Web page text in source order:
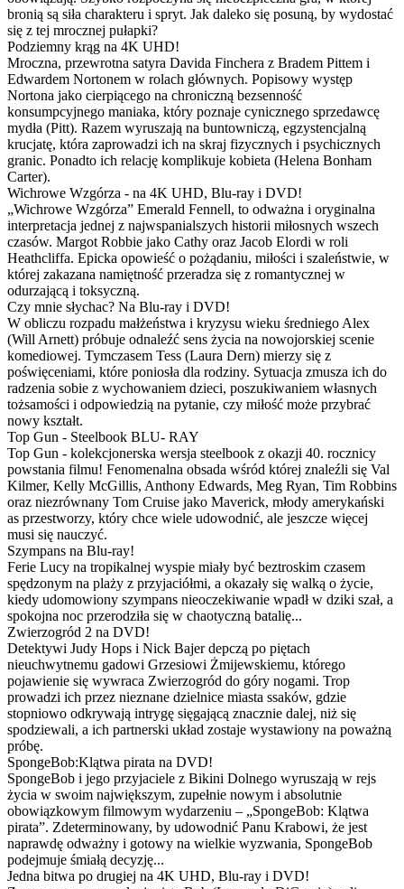
bronią są siła charakteru i spryt. Jak daleko się posuną, by wydostać
się z tej mrocznej pułapki?
Podziemny krąg na 4K UHD!
Mroczna, przewrotna satyra Davida Finchera z Bradem Pittem i
Edwardem Nortonem w rolach głównych. Popisowy występ
Nortona jako cierpiącego na chroniczną bezsenność
konsumpcyjnego maniaka, który poznaje cynicznego sprzedawcę
mydła (Pitt). Razem wyruszają na buntowniczą, egzystencjalną
krucjatę, która zaprowadzi ich na skraj fizycznych i psychicznych
granic. Ponadto ich relację komplikuje kobieta (Helena Bonham
Carter).
Wichrowe Wzgórza - na 4K UHD, Blu-ray i DVD!
„Wichrowe Wzgórza” Emerald Fennell, to odważna i oryginalna
interpretacja jednej z najwspanialszych historii miłosnych wszech
czasów. Margot Robbie jako Cathy oraz Jacob Elordi w roli
Heathcliffa. Epicka opowieść o pożądaniu, miłości i szaleństwie, w
której zakazana namiętność przeradza się z romantycznej w
odurzającą i toksyczną.
Czy mnie słychac? Na Blu-ray i DVD!
W obliczu rozpadu małżeństwa i kryzysu wieku średniego Alex
(Will Arnett) próbuje odnaleźć sens życia na nowojorskiej scenie
komediowej. Tymczasem Tess (Laura Dern) mierzy się z
poświęceniami, które poniosła dla rodziny. Sytuacja zmusza ich do
radzenia sobie z wychowaniem dzieci, poszukiwaniem własnych
tożsamości i odpowiedzią na pytanie, czy miłość może przybrać
nowy kształt.
Top Gun - Steelbook BLU- RAY
Top Gun - kolekcjonerska wersja steelbook z okazji 40. rocznicy
powstania filmu! Fenomenalna obsada wśród której znaleźli się Val
Kilmer, Kelly McGillis, Anthony Edwards, Meg Ryan, Tim Robbins
oraz niezrównany Tom Cruise jako Maverick, młody amerykański
as przestworzy, który chce wiele udowodnić, ale jeszcze więcej
musi się nauczyć.
Szympans na Blu-ray!
Ferie Lucy na tropikalnej wyspie miały być beztroskim czasem
spędzonym na plaży z przyjaciółmi, a okazały się walką o życie,
kiedy udomowiony szympans nieoczekiwanie wpadł w dziki szał, a
spokojna noc przerodziła się w chaotyczną batalię...
Zwierzogród 2 na DVD!
Detektywi Judy Hops i Nick Bajer depczą po piętach
nieuchwytnemu gadowi Grzesiowi Żmijewskiemu, którego
pojawienie się wywraca Zwierzogród do góry nogami. Trop
prowadzi ich przez nieznane dzielnice miasta ssaków, gdzie
stopniowo odkrywają intrygę sięgającą znacznie dalej, niż się
spodziewali, a ich partnerski układ zostaje wystawiony na poważną
próbę.
SpongeBob:Klątwa pirata na DVD!
SpongeBob i jego przyjaciele z Bikini Dolnego wyruszają w rejs
życia w swoim największym, zupełnie nowym i absolutnie
obowiązkowym filmowym wydarzeniu – „SpongeBob: Klątwa
pirata”. Zdeterminowany, by udowodnić Panu Krabowi, że jest
naprawdę odważny i gotowy na wielkie wyzwania, SpongeBob
podejmuje śmiałą decyzję...
Jedna bitwa po drugiej na 4K UHD, Blu-ray i DVD!